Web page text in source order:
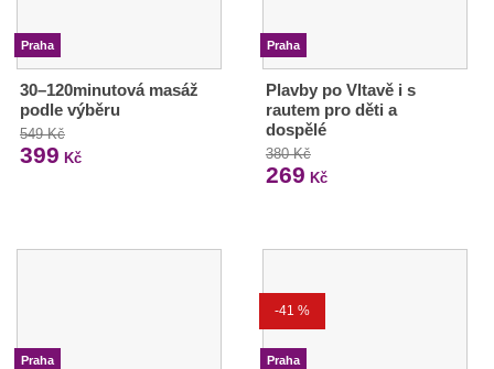
Praha
30–120minutová masáž
podle výběru
549 Kč
399 Kč
Praha
Plavby po Vltavě i s
rautem pro děti a
dospělé
380 Kč
269 Kč
Praha
-41 %
Praha